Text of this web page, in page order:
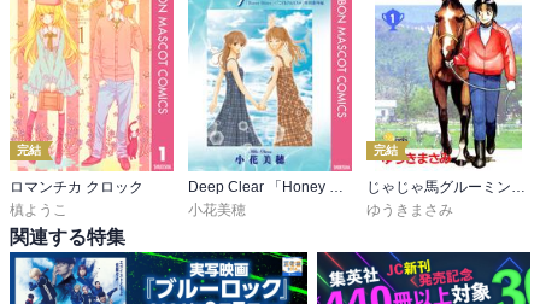
完結
ロマンチカ クロック
槙ようこ
小花美穂
完結
ゆうきまさみ
関連する特集